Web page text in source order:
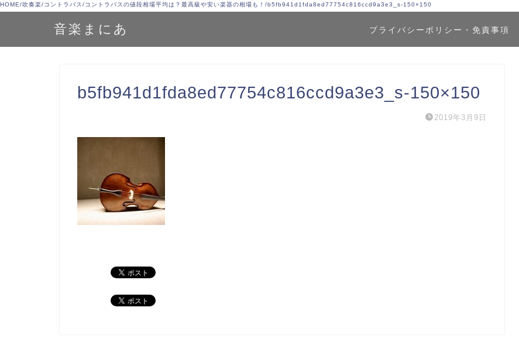
HOME/吹奏楽/コントラバス /コントラバスの値段相場平均は？最高級や安い楽器の相場も！ /b5fb941d1fda8ed77754c816ccd9a3e3_s-150×150
音楽まにあ プライバシーポリシー・免責事項
b5fb941d1fda8ed77754c816ccd9a3e3_s-150×150
2019年3月9日